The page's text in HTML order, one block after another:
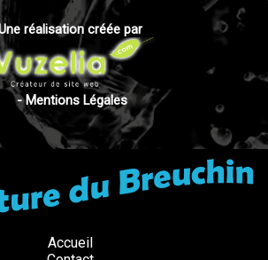
réalisation créée par
-Mentions Légales
Accueil